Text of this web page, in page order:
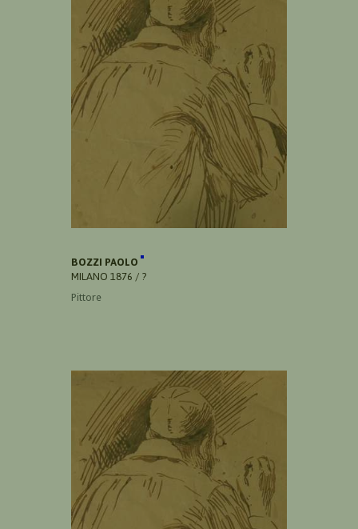
BOZZI PAOLO
MILANO 1876 / ?
Pittore